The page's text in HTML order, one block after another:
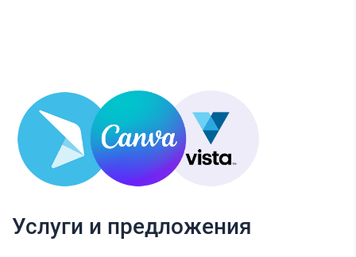
Услуги и предложения